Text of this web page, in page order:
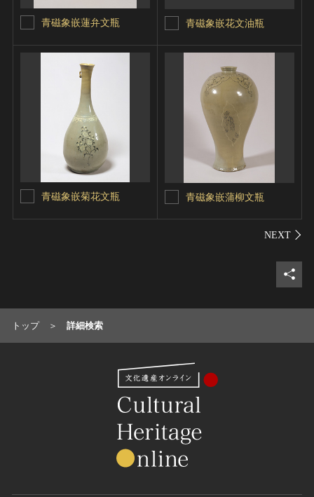
青磁象嵌蓮弁文瓶 青磁象嵌花文油瓶
青磁象嵌菊花文瓶 青磁象嵌蒲柳文瓶
シェ
トップ 詳細検索